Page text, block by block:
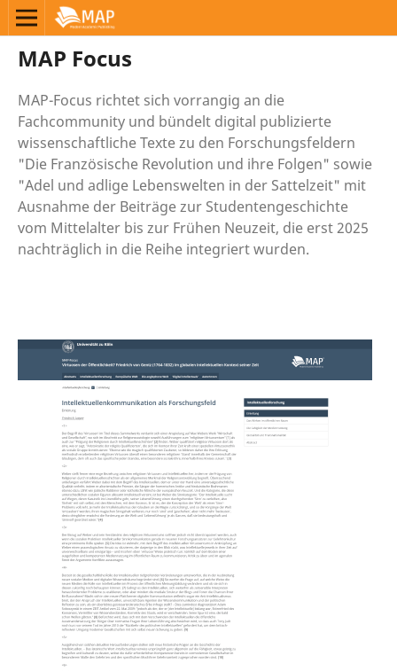
MAP Focus
MAP-Focus richtet sich vorrangig an die
Fachcommunity und bündelt digital publizierte
wissenschaftliche Texte zu den Forschungsfeldern
"Die Französische Revolution und ihre Folgen" sowie
"Adel und adlige Lebenswelten in der Sattelzeit" mit
Ausnahme der Beiträge zur Studentengeschichte
vom Mittelalter bis zur Frühen Neuzeit, die erst 2025
nachträglich in die Reihe integriert wurden.